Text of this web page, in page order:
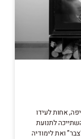
אחות לעידו
לתנועת
ואת לימודיה